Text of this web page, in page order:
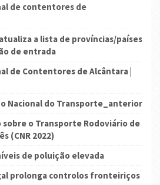
de contentores de
a lista de províncias/países
de entrada
de Contentores de Alcântara |
Nacional do Transporte_anterior
sobre o Transporte Rodoviário de
(CNR 2022)
de poluição elevada
prolonga controlos fronteiriços